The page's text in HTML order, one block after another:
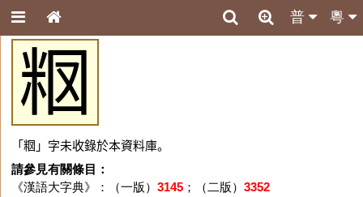
粵
普
𥹉
「𥹉」字未收錄於本資料庫。
請參見有關條目：
《漢語大字典》：（一版） 3145；（二版） 3352